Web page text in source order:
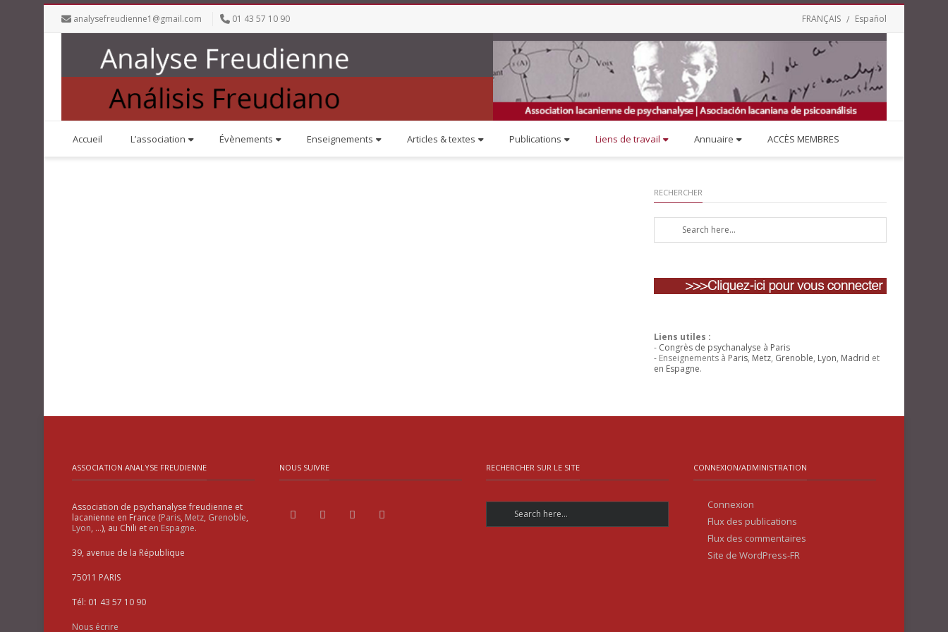
analysefreudienne1@gmail.com 01 43 57 10 90 FRANÇAIS Español
Accueil L’association Évènements Enseignements Articles & textes Publications Liens de travail Annuaire ACCÈS MEMBRES
RECHERCHER
Liens utiles :
- Congrès de psychanalyse à Paris
- Enseignements à Paris, Metz, Grenoble, Lyon, Madrid et
en Espagne.
ASSOCIATION ANALYSE FREUDIENNE
Association de psychanalyse freudienne et
lacanienne en France (Paris, Metz, Grenoble,
Lyon, …), au Chili et en Espagne.
39, avenue de la République
75011 PARIS
Tél: 01 43 57 10 90
Nous écrire
NOUS SUIVRE RECHERCHER SUR LE SITE CONNEXION/ADMINISTRATION
Connexion
Flux des publications
Flux des commentaires
Site de WordPress-FR